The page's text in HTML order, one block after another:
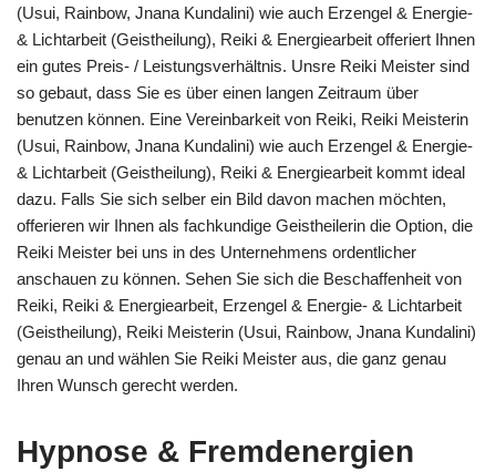
(Usui, Rainbow, Jnana Kundalini) wie auch Erzengel & Energie-
& Lichtarbeit (Geistheilung), Reiki & Energiearbeit offeriert Ihnen
ein gutes Preis- / Leistungsverhältnis. Unsre Reiki Meister sind
so gebaut, dass Sie es über einen langen Zeitraum über
benutzen können. Eine Vereinbarkeit von Reiki, Reiki Meisterin
(Usui, Rainbow, Jnana Kundalini) wie auch Erzengel & Energie-
& Lichtarbeit (Geistheilung), Reiki & Energiearbeit kommt ideal
dazu. Falls Sie sich selber ein Bild davon machen möchten,
offerieren wir Ihnen als fachkundige Geistheilerin die Option, die
Reiki Meister bei uns in des Unternehmens ordentlicher
anschauen zu können. Sehen Sie sich die Beschaffenheit von
Reiki, Reiki & Energiearbeit, Erzengel & Energie- & Lichtarbeit
(Geistheilung), Reiki Meisterin (Usui, Rainbow, Jnana Kundalini)
genau an und wählen Sie Reiki Meister aus, die ganz genau
Ihren Wunsch gerecht werden.
Hypnose & Fremdenergien